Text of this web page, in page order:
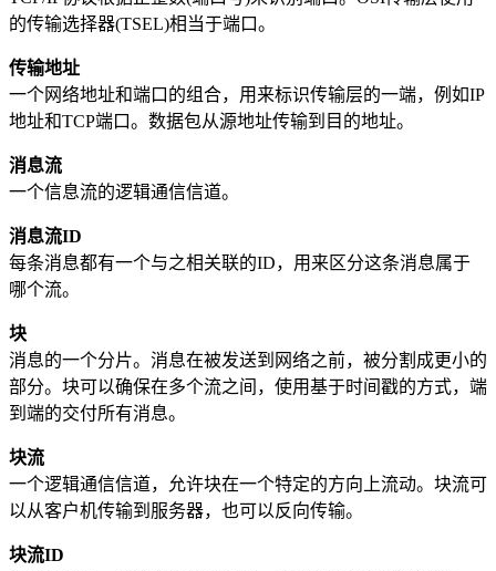
的传输选择器(TSEL)相当于端口。
传输地址
一个网络地址和端口的组合，用来标识传输层的一端，例如IP
地址和TCP端口。数据包从源地址传输到目的地址。
消息流
一个信息流的逻辑通信信道。
消息流ID
每条消息都有一个与之相关联的ID，用来区分这条消息属于
哪个流。
块
消息的一个分片。消息在被发送到网络之前，被分割成更小的
部分。块可以确保在多个流之间，使用基于时间戳的方式，端
到端的交付所有消息。
块流
一个逻辑通信信道，允许块在一个特定的方向上流动。块流可
以从客户机传输到服务器，也可以反向传输。
块流ID